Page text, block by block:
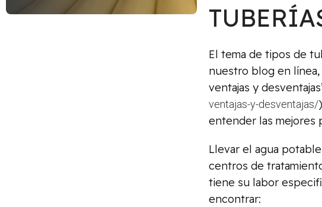
El tema de tipos de
nuestro blog en línea,
ventajas y
ventajas-y-desventajas/
entender las mejores
Llevar el agua
centros de
tiene su labor
encontrar: